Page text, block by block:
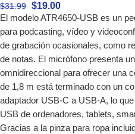
$31.99 $19.00
El modelo ATR4650-USB es un
para podcasting, vídeo y
de grabación ocasionales, como
de notas. El micrófono presenta
omnidireccional para ofrecer una
de 1,8 m está terminado con un
adaptador USB-C a USB-A, lo
USB de ordenadores, tablets,
Gracias a la pinza para ropa